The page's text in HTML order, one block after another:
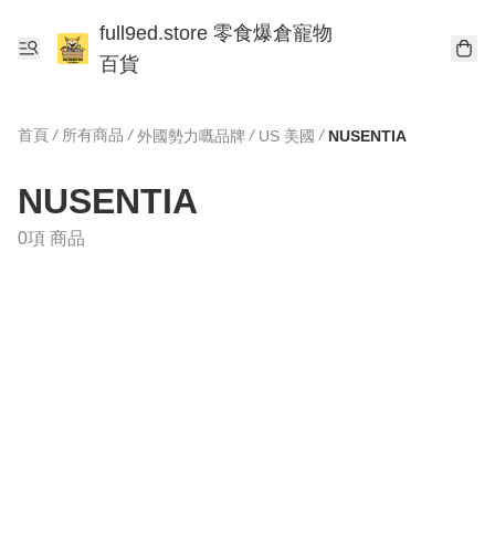
full9ed.store 零食爆倉寵物
百貨
首頁 / 所有商品 / 外國勢力嘅品牌 / US 美國 / NUSENTIA
NUSENTIA
0項 商品